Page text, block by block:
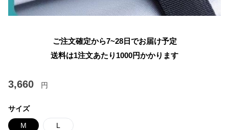
ご注文確定から7~28日でお届け予定
送料は1注文あたり 1000円かかります
3,660 円
サイズ
M L